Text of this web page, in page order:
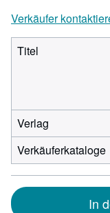
Verkäufer
Titel
Verlag
Verkäuferkataloge
In